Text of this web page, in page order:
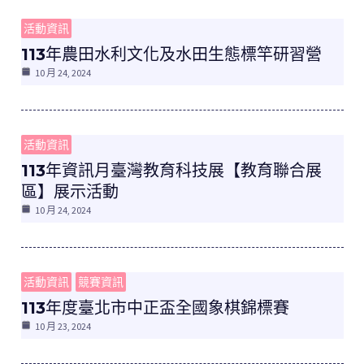
活動資訊
113年農田水利文化及水田生態標竿研習營
10 月 24, 2024
活動資訊
​113年資訊月臺灣教育科技展【教育聯合展
區】展示活動
10 月 24, 2024
活動資訊 競賽資訊
113年度臺北市中正盃全國象棋錦標賽
10 月 23, 2024